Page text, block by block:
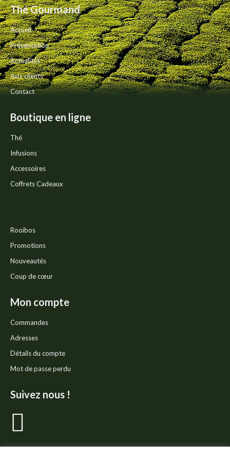
produit
être
choisies
sur
la
page
du
produit
Thé Gourmand
Accueil
Présentation
Actualités
Avis clients
Contact
Boutique en ligne
Thé
Infusions
Accessoires
Coffrets Cadeaux
Rooibos
Promotions
Nouveautés
Coup de cœur
Mon compte
Commandes
Adresses
Détails du compte
Mot de passe perdu
Suivez nous !
page